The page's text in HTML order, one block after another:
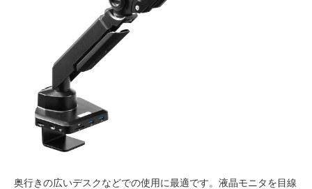
奥行きの広いデスクなどでの使用に最適です。液晶モニタを目線